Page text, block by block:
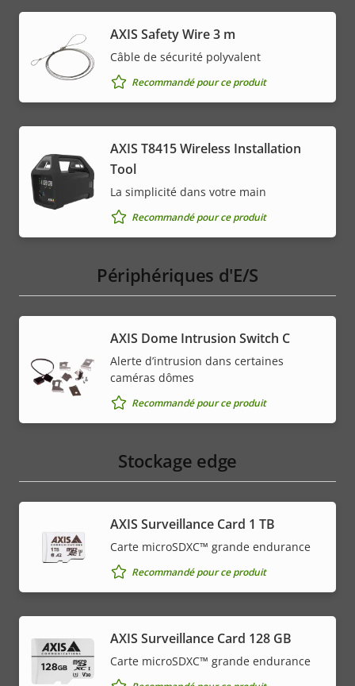
AXIS Safety Wire 3 m
Câble de sécurité polyvalent
Recommandé pour ce produit
AXIS T8415 Wireless Installation
Tool
La simplicité dans votre main
Recommandé pour ce produit
Périphériques d'E/S
AXIS Dome Intrusion Switch C
Alerte d’intrusion dans certaines
caméras dômes
Recommandé pour ce produit
Stockage edge
AXIS Surveillance Card 1 TB
Carte microSDXC™ grande endurance
Recommandé pour ce produit
AXIS Surveillance Card 128 GB
Carte microSDXC™ grande endurance